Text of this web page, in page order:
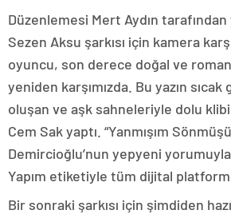
Düzenlemesi Mert Aydın
Sezen Aksu şarkısı için kamera
oyuncu, son derece doğal ve
yeniden karşımızda. Bu yazın
oluşan ve aşk sahneleriyle dolu
Cem Sak yaptı. “Yanmışım
Demircioğlu’nun yepyeni
Yapım etiketiyle tüm dijital
Bir sonraki şarkısı için şimdiden